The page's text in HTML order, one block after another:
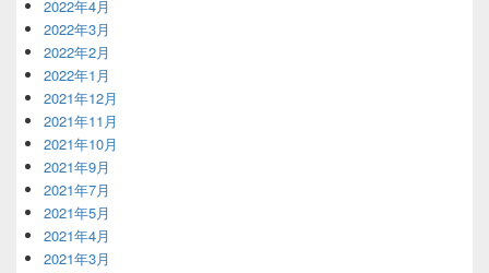
2022年4月
2022年3月
2022年2月
2022年1月
2021年12月
2021年11月
2021年10月
2021年9月
2021年7月
2021年5月
2021年4月
2021年3月